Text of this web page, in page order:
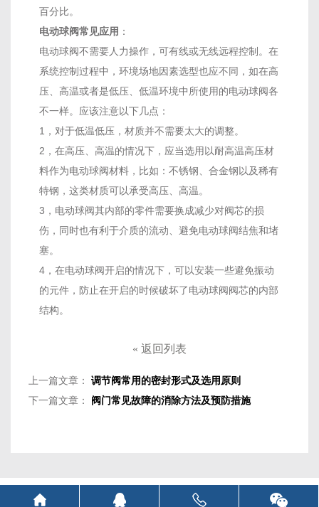
百分比。
电动球阀常见应用 ：
电动球阀不需要人力操作，可有线或无线远程控制。在
系统控制过程中，环境场地因素选型也应不同，如在高
压、高温或者是低压、低温环境中所使用的电动球阀各
不一样。应该注意以下几点：
1，对于低温低压，材质并不需要太大的调整。
2，在高压、高温的情况下，应当选用以耐高温高压材
料作为电动球阀材料，比如：不锈钢、合金钢以及稀有
特钢，这类材质可以承受高压、高温。
3，电动球阀其内部的零件需要换成减少对阀芯的损
伤，同时也有利于介质的流动、避免电动球阀结焦和堵
塞。
4，在电动球阀开启的情况下，可以安装一些避免振动
的元件，防止在开启的时候破坏了电动球阀阀芯的内部
结构。
« 返回列表
上一篇文章： 调节阀常用的密封形式及选用原则
下一篇文章： 阀门常见故障的消除方法及预防措施